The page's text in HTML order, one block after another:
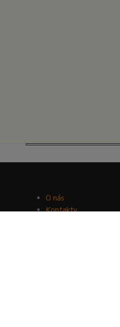
O nás
Kontakty